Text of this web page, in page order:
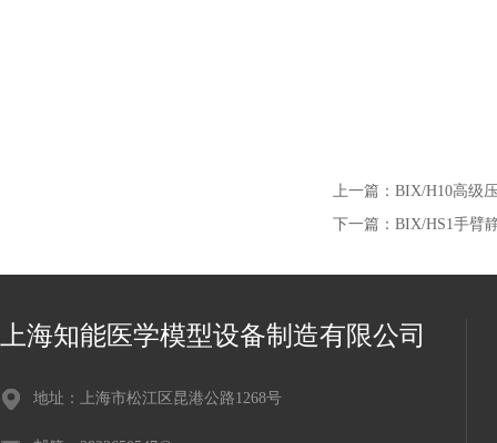
上一篇： BIX/H10高级
下一篇： BIX/HS1手臂
上海知能医学模型设备制造有限公司
地址：上海市松江区昆港公路1268号